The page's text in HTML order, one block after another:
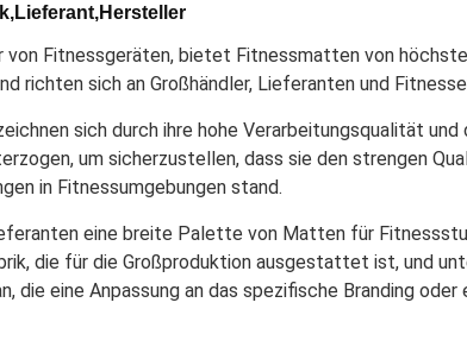
von Fitnessgeräten, bietet Fitnessmatten von
richten sich an Großhändler, Lieferanten und
sich durch ihre hohe Verarbeitungsqualität
um sicherzustellen, dass sie den strengen
in Fitnessumgebungen stand.
eine breite Palette von Matten für
die für die Großproduktion ausgestattet ist, und
die eine Anpassung an das spezifische Branding